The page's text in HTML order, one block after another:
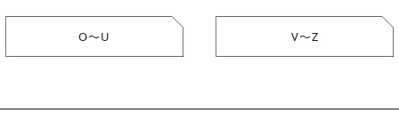
O〜U V〜Z